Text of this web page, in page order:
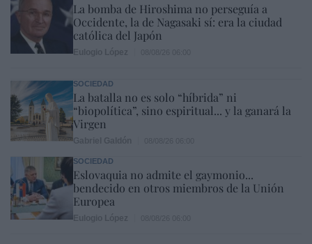
La bomba de Hiroshima no perseguía a
Occidente, la de Nagasaki sí: era la ciudad
católica del Japón
SOCIEDAD
La batalla no es solo “híbrida” ni
“biopolítica”, sino espiritual... y la ganará la
Virgen
SOCIEDAD
Eslovaquia no admite el gaymonio...
bendecido en otros miembros de la Unión
Europea